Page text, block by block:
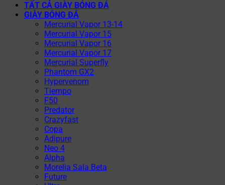
TẤT CẢ GIÀY BÓNG ĐÁ
GIÀY BÓNG ĐÁ
Mercurial Vapor 13-14
Mercurial Vapor 15
Mercurial Vapor 16
Mercurial Vapor 17
Mercurial Superfly
Phantom GX2
Hypervenom
Tiempo
F50
Predator
Crazyfast
Copa
Adipure
Neo 4
Alpha
Morelia Sala Beta
Future